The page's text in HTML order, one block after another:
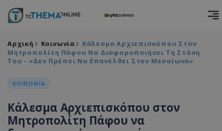
Αρχική Κοινωνία
Κάλεσμα Αρχιεπισκόπου Στον
Μητροπολίτη Πάφου Να Διαφοροποιήσει Τη Στάση
Του - «Δεν Πρέπει Να Επανέλθει Στον Μεσαίωνα»
ΚΟΙΝΩΝΙΑ
Κάλεσμα Αρχιεπισκόπου στον
Μητροπολίτη Πάφου να